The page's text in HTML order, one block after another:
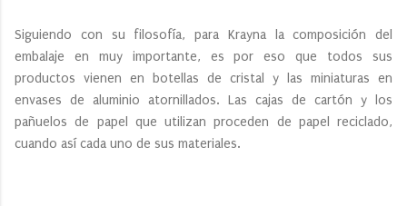
Siguiendo con su filosofía, para Krayna la composición del
embalaje en muy importante, es por eso que todos sus
productos vienen en botellas de cristal y las miniaturas en
envases de aluminio atornillados. Las cajas de cartón y los
pañuelos de papel que utilizan proceden de papel reciclado,
cuando así cada uno de sus materiales.